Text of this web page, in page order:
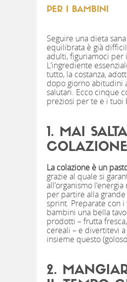
PER I BAMBINI
Seguire una dieta
equilibrata è già
adulti, figuriamoci per
L’ingrediente
tutto, la costanza,
dopo giorno abitudini
salutari. Ecco cinque
preziosi per te e i tuoi
1. MAI
COLAZIONE
La colazione è un
grazie al quale si
all’organismo
per partire alla
sprint. Preparate con i
bambini una bella
prodotti – frutta
cereali – e divertitevi
insieme questo
2.